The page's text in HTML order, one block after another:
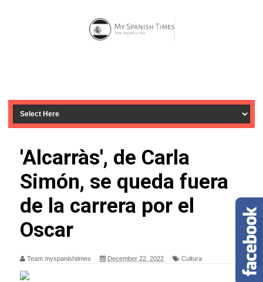
'Alcarràs', de Carla
Simón, se queda fuera
de la carrera por el
Oscar
Team myspanishtimes December 22, 2022 Cultura